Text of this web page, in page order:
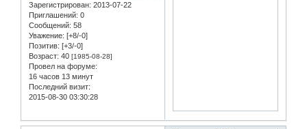
Зарегистрирован: 2013-07-22
Приглашений: 0
Сообщений: 58
Уважение: [+8/-0]
Позитив: [+3/-0]
Возраст: 40 [1985-08-28]
Провел на форуме:
16 часов 13 минут
Последний визит:
2015-08-30 03:30:28